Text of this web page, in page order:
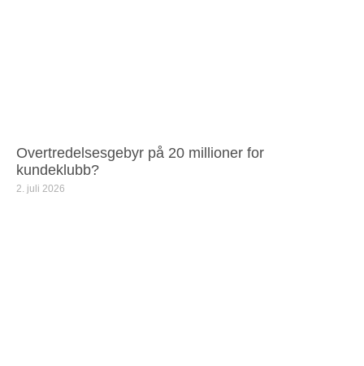
Overtredelsesgebyr på 20 millioner for
kundeklubb?
2. juli 2026